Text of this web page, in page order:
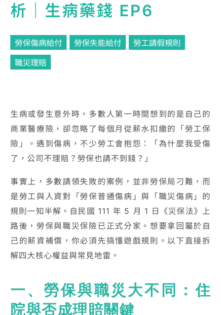
析｜生病藥錢 EP6
勞保傷病給付 勞保失能給付
勞工請假規則
職災理賠
生病或發生意外時，多數人第一時間想到的是自己的
商業醫療險，卻忽略了每個月從薪水扣繳的「勞工保
險」。遇到傷病，不少勞工會抱怨：「為什麼我受傷
了，公司不理賠？勞保也請不到錢？」
事實上，多數請領失敗的案例，並非勞保局刁難，而
是勞工與人資對「勞保普通傷病」與「職災傷病」的
規則一知半解。自民國 111 年 5 月 1 日《災保法》上
路後，勞保與職災保險已正式分家。想要拿回屬於自
己的薪資補償，你必須先搞懂遊戲規則。以下直接拆
解四大核心權益與常見地雷。
一、勞保與職災大不同：住
院與否成理賠關鍵